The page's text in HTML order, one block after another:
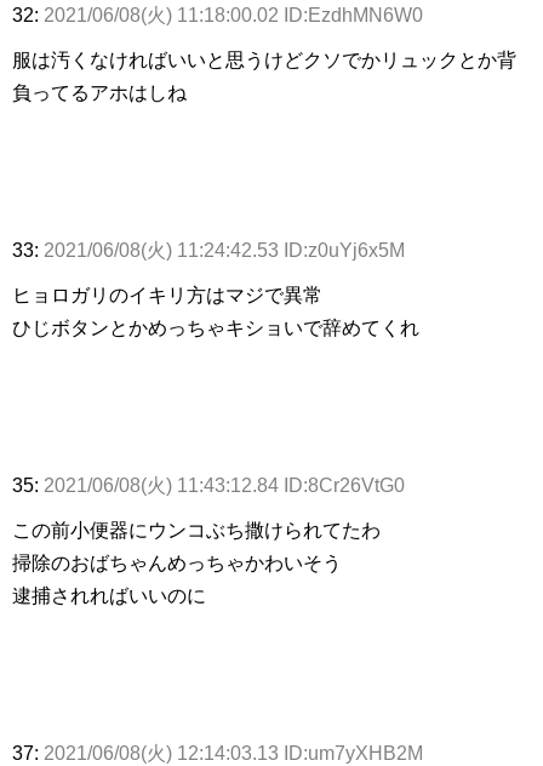
32: 2021/06/08(火) 11:18:00.02 ID:EzdhMN6W0
服は汚くなければいいと思うけどクソでかリュックとか背
負ってるアホはしね
33: 2021/06/08(火) 11:24:42.53 ID:z0uYj6x5M
ヒョロガリのイキリ方はマジで異常
ひじボタンとかめっちゃキショいで辞めてくれ
35: 2021/06/08(火) 11:43:12.84 ID:8Cr26VtG0
この前小便器にウンコぶち撒けられてたわ
掃除のおばちゃんめっちゃかわいそう
逮捕されればいいのに
37: 2021/06/08(火) 12:14:03.13 ID:um7yXHB2M